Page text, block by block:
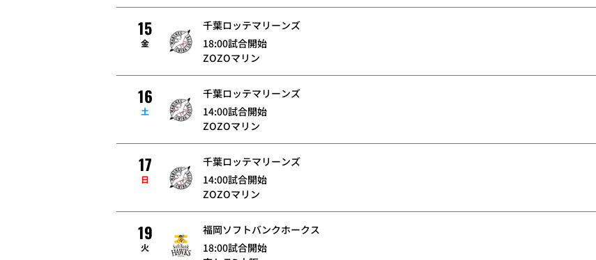
15
金
千葉ロッテマリーンズ
18:00試合開始
ZOZOマリン
16
土
千葉ロッテマリーンズ
14:00試合開始
ZOZOマリン
17
日
千葉ロッテマリーンズ
14:00試合開始
ZOZOマリン
19
火
福岡ソフトバンクホークス
18:00試合開始